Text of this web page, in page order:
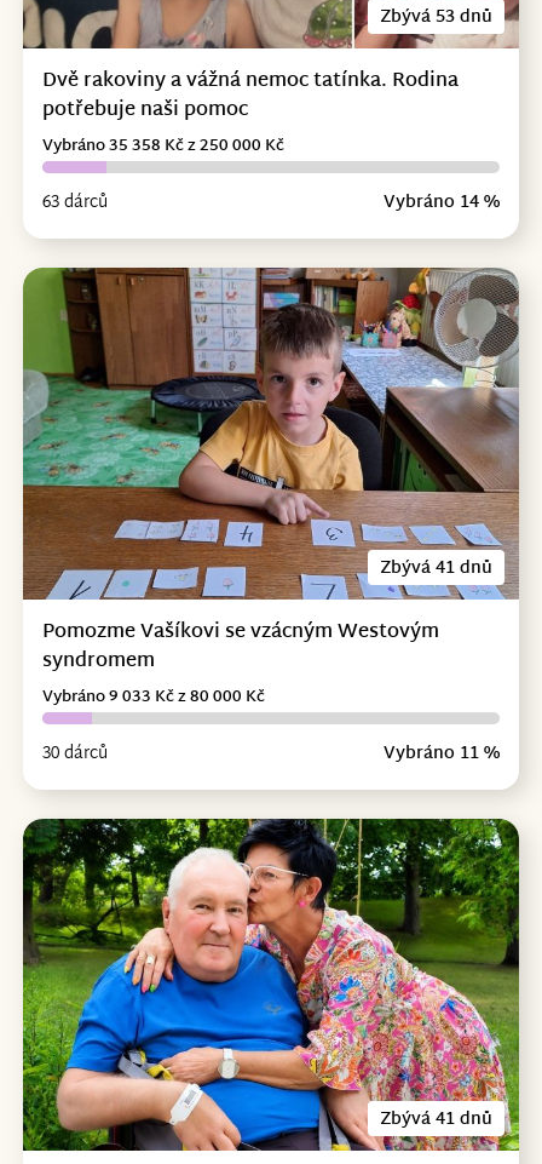
Zbývá 53 dnů
Dvě rakoviny a vážná nemoc tatínka. Rodina
potřebuje naši pomoc
63 dárců Vybráno 14 %
Vybráno 35 358 Kč z 250 000 Kč
Zbývá 41 dnů
Pomozme Vašíkovi se vzácným Westovým
syndromem
30 dárců Vybráno 11 %
Vybráno 9 033 Kč z 80 000 Kč
Zbývá 41 dnů